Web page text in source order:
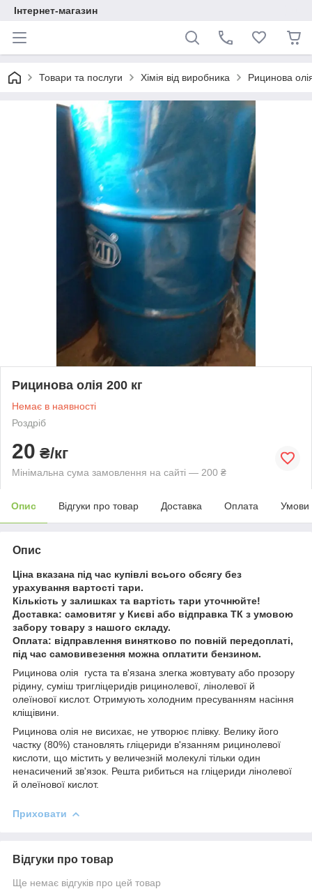
Інтернет-магазин
Товари та послуги Хімія від виробника Рицинова
Рицинова олія 200 кг
Немає в наявності
Роздріб
20 ₴/кг
Мінімальна сума замовлення на сайті — 200 ₴
Опис Відгуки про товар Доставка Оплата Умови
Опис
Ціна вказана під час купівлі всього обсягу без
урахування вартості тари.
Кількість у залишках та вартість тари уточнюйте!
Доставка: самовитяг у Києві або відправка ТК з умовою
забору товару з нашого складу.
Оплата: відправлення винятково по повній передоплаті,
під час самовивезення можна оплатити бензином.
Рицинова олія густа та в'язана злегка жовтувату або прозору
рідину, суміш тригліцеридів рицинолевої, лінолевої й
олеїнової кислот. Отримують холодним пресуванням насіння
кліщівини.
Рицинова олія не висихає, не утворює плівку. Велику його
частку (80%) становлять гліцериди в'язанням рицинолевої
кислоти, що містить у величезній молекулі тільки один
ненасичений зв'язок. Решта рибиться на гліцериди лінолевої
й олеїнової кислот.
Приховати
Відгуки про товар
Ще немає відгуків про цей товар